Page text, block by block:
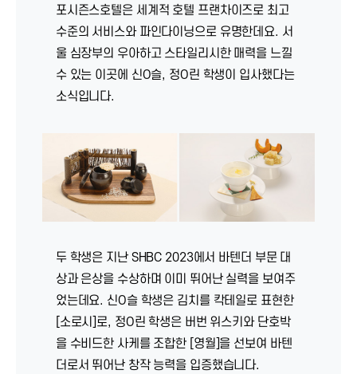
포시즌스호텔은 세계적 호텔 프랜차이즈로 최고
수준의 서비스와 파인다이닝으로 유명한데요. 서
울 심장부의 우아하고 스타일리시한 매력을 느낄
수 있는 이곳에 신O슬, 정O린 학생이 입사했다는
소식입니다.
두 학생은 지난 SHBC 2023에서 바텐더 부문 대
상과 은상을 수상하며 이미 뛰어난 실력을 보여주
었는데요. 신O슬 학생은 김치를 칵테일로 표현한
[소로시]로, 정O린 학생은 버번 위스키와 단호박
을 수비드한 사케를 조합한 [영월]을 선보여 바텐
더로서 뛰어난 창작 능력을 입증했습니다.